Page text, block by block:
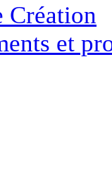
Création
et